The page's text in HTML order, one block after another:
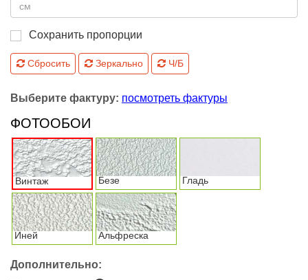
Сохранить пропорции
Сбросить Зеркально Ч/Б
Выберите фактуру: посмотреть фактуры
ФОТООБОИ
Винтаж Безе Гладь
Иней Альфреска
Дополнительно: